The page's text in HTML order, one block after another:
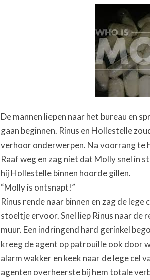
De mannen liepen naar het bureau en
gaan beginnen. Rinus en Hollestelle
verhoor onderwerpen. Na voorrang te
Raaf weg en zag niet dat Molly snel in
hij Hollestelle binnen hoorde gillen.
“Molly is ontsnapt!”
Rinus rende naar binnen en zag de
stoeltje ervoor. Snel liep Rinus naar de
muur. Een indringend hard gerinkel
kreeg de agent op patrouille ook door
alarm wakker en keek naar de lege cel
agenten overheerste bij hem totale